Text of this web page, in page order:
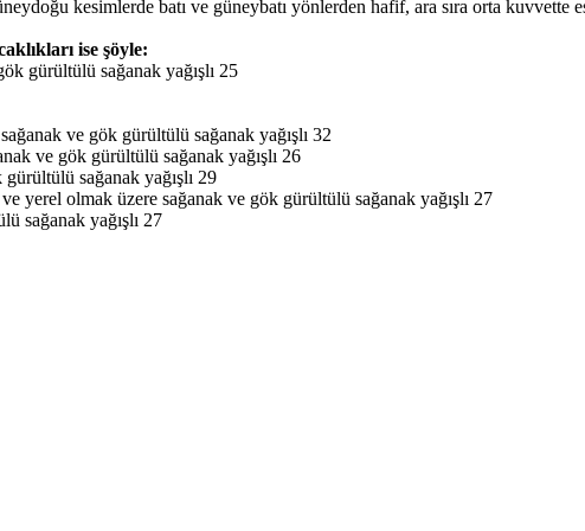
kesimlerde batı ve güneybatı yönlerden hafif, ara sıra orta kuvvette
ise şöyle:
gürültülü sağanak yağışlı 25
ve gök gürültülü sağanak yağışlı 32
ve gök gürültülü sağanak yağışlı 26
sağanak yağışlı 29
yerel olmak üzere sağanak ve gök gürültülü sağanak yağışlı 27
sağanak yağışlı 27